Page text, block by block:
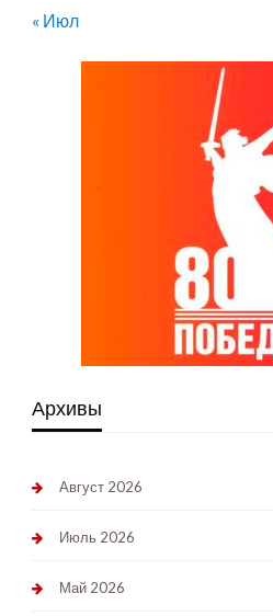
« Июл
Архивы
Август 2026
Июль 2026
Май 2026